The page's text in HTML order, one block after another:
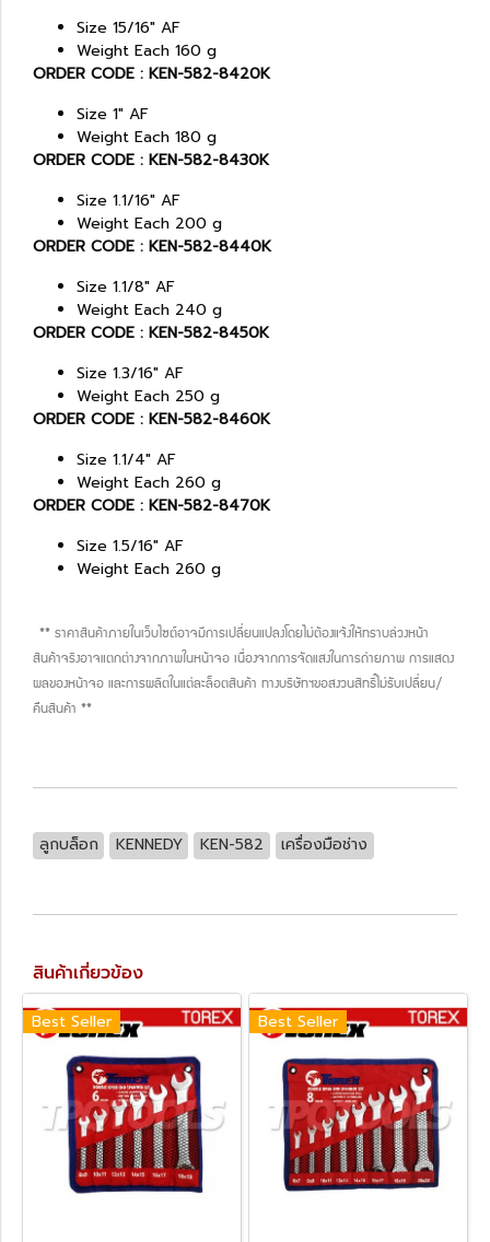
Size 15/16" AF
Weight Each 160 g
ORDER CODE : KEN-582-8420K
Size 1" AF
Weight Each 180 g
ORDER CODE : KEN-582-8430K
Size 1.1/16" AF
Weight Each 200 g
ORDER CODE : KEN-582-8440K
Size 1.1/8" AF
Weight Each 240 g
ORDER CODE : KEN-582-8450K
Size 1.3/16" AF
Weight Each 250 g
ORDER CODE : KEN-582-8460K
Size 1.1/4" AF
Weight Each 260 g
ORDER CODE : KEN-582-8470K
Size 1.5/16" AF
Weight Each 260 g
** ราคาสินค้าภายในเว็บไซต์อาจมีการเปลี่ยนแปลงโดยไม่ต้องแจ้งให้ทราบล่วงหน้า
สินค้าจริงอาจแตกต่างจากภาพในหน้าจอ เนื่องจากการจัดแสงในการถ่ายภาพ การแสดง
ผลของหน้าจอ และการผลิตในแต่ละล็อตสินค้า ทางบริษัทฯขอสงวนสิทธิ์ไม่รับเปลี่ยน/
คืนสินค้า **
ลูกบล็อก KENNEDY KEN-582 เครื่องมือช่าง
สินค้าเกี่ยวข้อง
Best Seller Best Seller